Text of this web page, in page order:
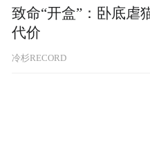
致命“开盒”：卧底虐
代价
冷杉RECORD